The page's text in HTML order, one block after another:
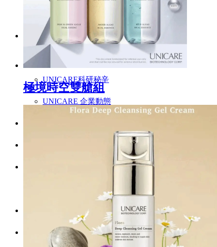
美肌情報
UNICARE美妝新知
UNICARE科研秘辛
UNICARE 企業動態
極境時空雙艙組